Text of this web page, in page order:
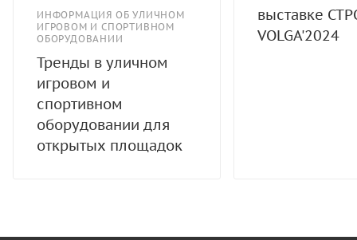
ИНФОРМАЦИЯ ОБ УЛИЧНОМ
ИГРОВОМ И СПОРТИВНОМ
ОБОРУДОВАНИИ
Тренды в уличном
игровом и
спортивном
оборудовании для
открытых площадок
выставке
VOLGA'2024